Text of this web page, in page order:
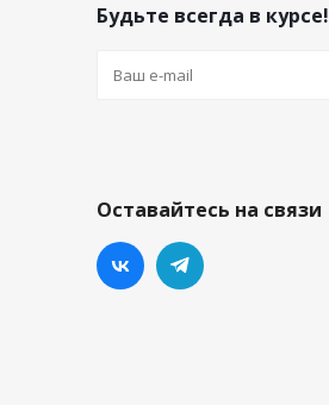
Будьте всегда в курсе!
Оставайтесь на связи